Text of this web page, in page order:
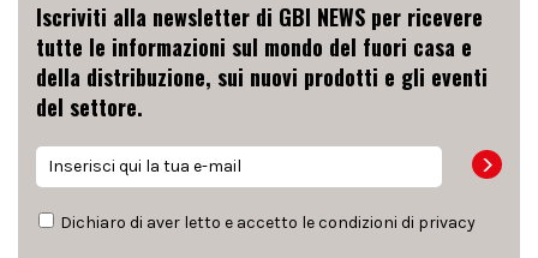
Iscriviti alla newsletter di GBI NEWS per ricevere
tutte le informazioni sul mondo del fuori casa e
della distribuzione, sui nuovi prodotti e gli eventi
del settore.
Dichiaro di aver letto e accetto le condizioni di privacy